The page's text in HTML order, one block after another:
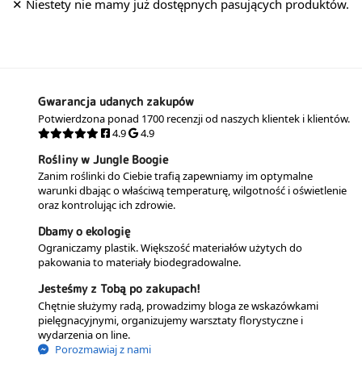
Gwarancja udanych zakupów
Potwierdzona ponad 1700 recenzji od naszych klientek i klientów.
4.9
4.9
Rośliny w Jungle Boogie
Zanim roślinki do Ciebie trafią zapewniamy im optymalne
warunki dbając o właściwą temperaturę, wilgotność i oświetlenie
oraz kontrolując ich zdrowie.
Dbamy o ekologię
Ograniczamy plastik. Większość materiałów użytych do
pakowania to materiały biodegradowalne.
Jesteśmy z Tobą po zakupach!
Chętnie służymy radą, prowadzimy bloga ze wskazówkami
pielęgnacyjnymi, organizujemy warsztaty florystyczne i
wydarzenia on line.
Porozmawiaj z nami